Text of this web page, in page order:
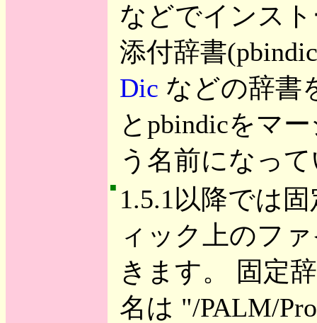
などでインス
添付辞書
Dic などの辞書
とpbindicをマ
う名前になっ
■ 1.5.1以降では
ィック上のフ
きます。 固定
名は "/PALM/